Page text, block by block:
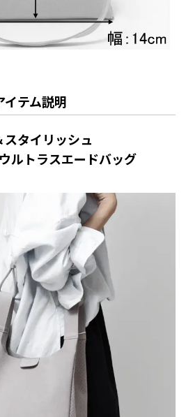
イテム説明
スタイリッシュ
ルトラスエードバッグ